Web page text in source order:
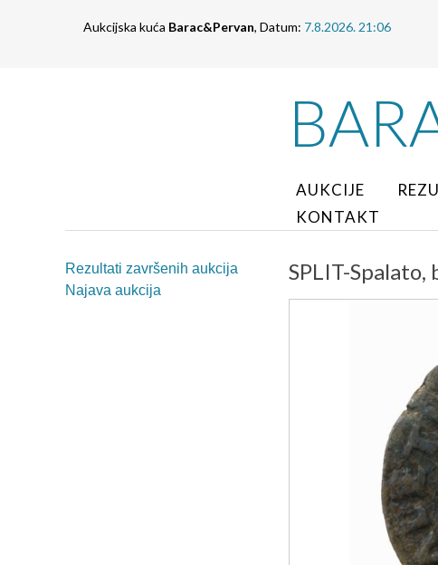
Aukcijska kuća Barac&Pervan, Datum: 7.8.2026. 21:06
AUKCIJE
KONTAKT
Rezultati završenih aukcija
Najava aukcija
SPLIT-